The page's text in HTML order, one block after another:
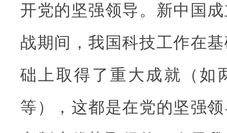
开党的坚强领导。新中国
战期间，我国科技工作在
础上取得了重大成就（如
等），这都是在党的坚强